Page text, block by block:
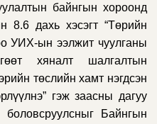
байнгын хороонд
8.6 дахь хэсэгт “Төрийн
УИХ-ын ээлжит чуулганы
хяналт шалгалтын
төслийн хамт нэгдсэн
” гэж заасны дагуу
сныг Байнгын